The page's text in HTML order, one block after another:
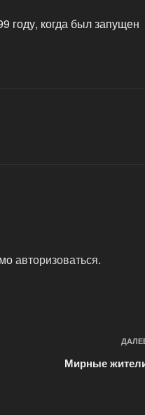
году, когда был запущен
авторизоваться.
Мирные